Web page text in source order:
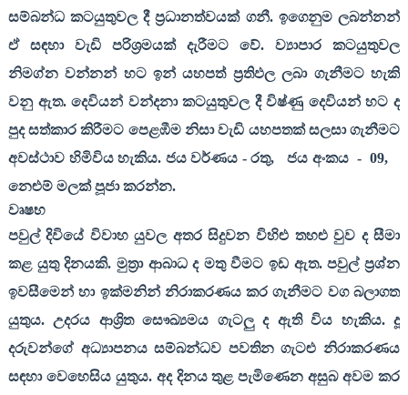
සම්බන්ධ කටයුතුවල දී ප්‍රධානත්වයක් ගනී. ඉගෙනුම ලබන්නන්
ඒ සඳහා වැඩි පරිශ්‍රමයක් දැරීමට වේ. ව්‍යාපාර කටයුතුවල
නිමග්න වන්නන් හට ඉන් යහපත් ප්‍රතිඵල ලබා ගැනීමට හැකි
වනු ඇත. දෙවියන් වන්දනා කටයුතුවල දී විෂ්ණු දෙවියන් හට ද
පුද සත්කාර කිරීමට පෙළඹීම නිසා වැඩි යහපතක් සලසා ගැනීමට
අවස්ථාව හිමිවිය හැකිය. ජය වර්ණය - රතු, ජය අංකය - 09,
නෙළුම් මලක් පූජා කරන්න.
වෘෂභ
පවුල් දිවියේ විවාහ යුවල අතර සිදුවන විහිළු තහළු වුව ද සීමා
කළ යුතු දිනයකි. මුත්‍රා ආබාධ ද මතු වීමට ඉඩ ඇත. පවුල් ප්‍රශ්න
ඉවසීමෙන් හා ඉක්මනින් නිරාකරණය කර ගැනීමට වග බලාගත
යුතුය. උදරය ආශ්‍රිත සෞඛ්‍යමය ගැටලු ද ඇති විය හැකිය. දූ
දරුවන්ගේ අධ්‍යාපනය සම්බන්ධව පවතින ගැටළු නිරාකරණය
සඳහා වෙහෙසිය යුතුය. අද දිනය තුළ පැමිණෙන අසුබ අවම කර